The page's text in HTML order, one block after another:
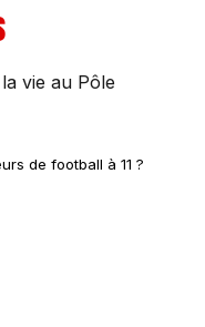
vie au Pôle
de football à 11 ?